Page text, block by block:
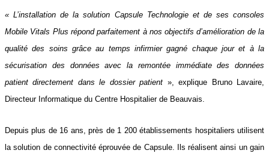
« L’installation de la solution Capsule Technologie et de ses consoles
Mobile Vitals Plus répond parfaitement à nos objectifs d’amélioration de la
qualité des soins grâce au temps infirmier gagné chaque jour et à la
sécurisation des données avec la remontée immédiate des données
patient directement dans le dossier patient », explique Bruno Lavaire,
Directeur Informatique du Centre Hospitalier de Beauvais.
Depuis plus de 16 ans, près de 1 200 établissements hospitaliers utilisent
la solution de connectivité éprouvée de Capsule. Ils réalisent ainsi un gain